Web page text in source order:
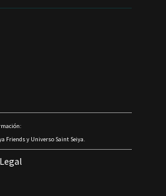
Friends y Universo Saint Seiya.